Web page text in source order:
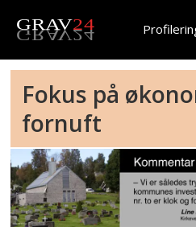
Fokus på
fornuft